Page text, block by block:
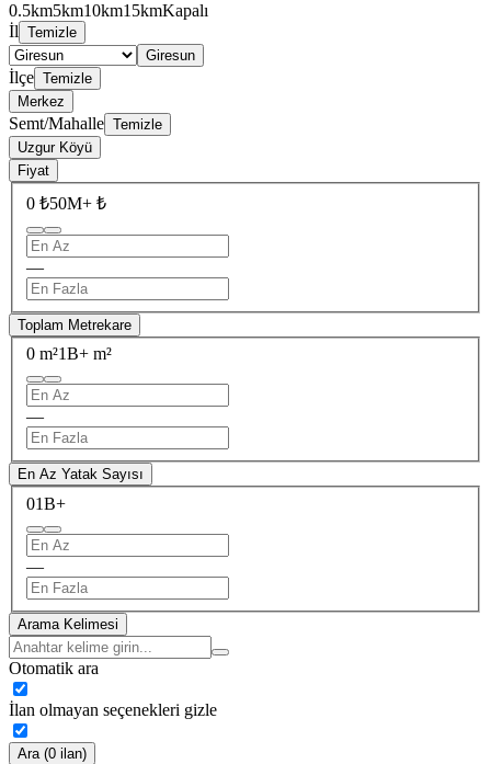
0.5km5km10km15kmKapalı
İl Temizle
Giresun
İlçe Temizle
Merkez
Semt/Mahalle Temizle
Uzgur Köyü
Fiyat
0 ₺50M+ ₺
—
Toplam Metrekare
0 m²1B+ m²
—
En Az Yatak Sayısı
01B+
—
Arama Kelimesi
Otomatik ara
İlan olmayan seçenekleri gizle
Ara (0 ilan)